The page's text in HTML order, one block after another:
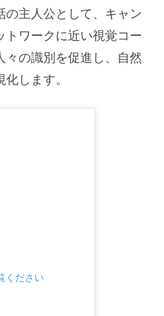
主人公として、キャン
ワークに近い視覚コー
々の識別を促進し、自然
します。
ください